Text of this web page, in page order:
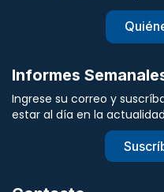
Informes
Ingrese su correo y
estar al día en la